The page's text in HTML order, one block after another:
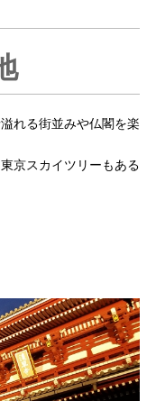
れる街並みや仏閣を楽
京スカイツリーもある